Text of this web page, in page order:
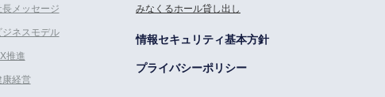
長メッセージ
ジネスモデル
推進
康経営
みなくるホール貸し出し
情報セキュリティ基本方針
プライバシーポリシー